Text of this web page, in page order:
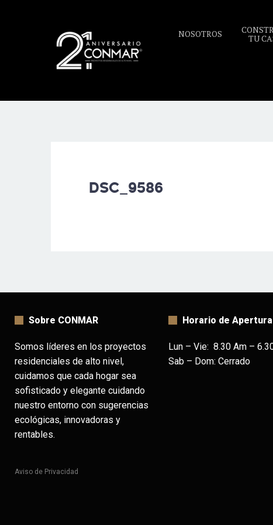
NOSOTROS TU
DSC_9586
Sobre CONMAR
Somos líderes en los proyectos
residenciales de alto nivel,
cuidamos que cada hogar sea
sofisticado y elegante cuidando
nuestro entorno con sugerencias
ecológicas, innovadoras y
rentables.
Aviso de Privacidad
Horario de Apertura
Lun – Vie: 8.30 Am –
Sab – Dom: Cerrado